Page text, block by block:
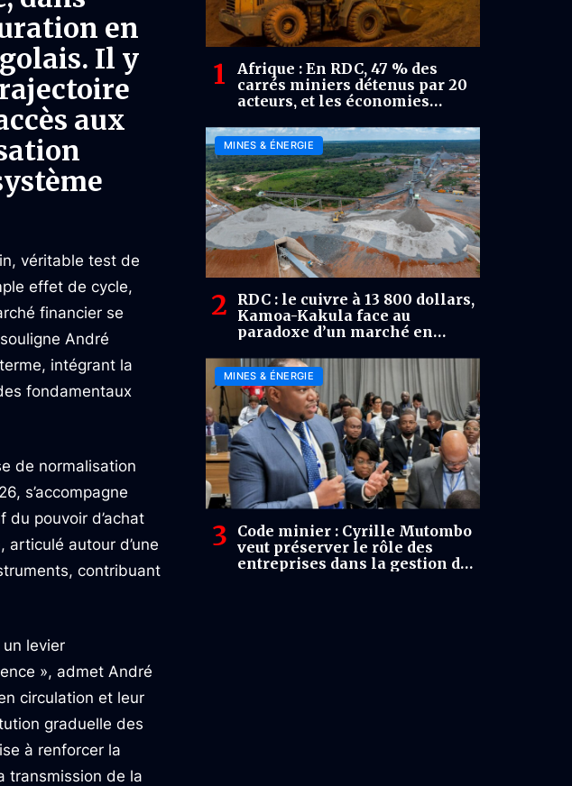
en
Il y
aux
véritable test de
effet de cycle,
financier se
André
intégrant la
fondamentaux
de normalisation
s’accompagne
du pouvoir d’achat
autour d’une
contribuant
levier
», admet André
circulation et leur
graduelle des
à renforcer la
transmission de la
Afrique : En RDC, 47 % des
carrés miniers détenus par 20
acteurs, et les économies
transformation des ressources
MINES & ÉNERGIE
RDC : le cuivre à 13 800 dollars,
Kamoa-Kakula face au
paradoxe d’un marché en
MINES & ÉNERGIE
Code minier : Cyrille Mutombo
veut préserver le rôle des
entreprises dans la gestion de